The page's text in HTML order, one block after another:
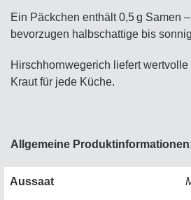
Ein Päckchen enthält 0,5 g Samen
bevorzugen halbschattige bis
Hirschhornwegerich liefert
Kraut für jede Küche.
Allgemeine
Aussaat